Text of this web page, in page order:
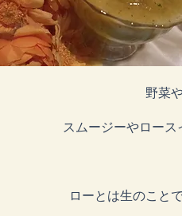
野菜
スムージーやロー
ローとは生のこと